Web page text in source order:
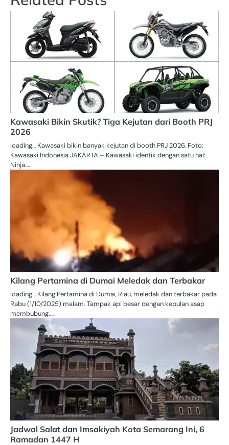
Kawasaki Bikin Skutik? Tiga Kejutan dari Booth PRJ
2026
loading… Kawasaki bikin banyak kejutan di booth PRJ 2026. Foto:
Kawasaki Indonesia JAKARTA – Kawasaki identik dengan satu hal:
Ninja.…
Kilang Pertamina di Dumai Meledak dan Terbakar
loading… Kilang Pertamina di Dumai, Riau, meledak dan terbakar pada
Rabu (1/10/2025) malam. Tampak api besar dengan kepulan asap
membubung.…
Jadwal Salat dan Imsakiyah Kota Semarang Ini, 6
Ramadan 1447 H